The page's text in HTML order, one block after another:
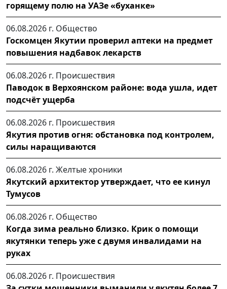
горящему полю на УАЗе «буханке»
06.08.2026 г. Общество
Госкомцен Якутии проверил аптеки на предмет
повышения надбавок лекарств
06.08.2026 г. Происшествия
Паводок в Верхоянском районе: вода ушла, идет
подсчёт ущерба
06.08.2026 г. Происшествия
Якутия против огня: обстановка под контролем,
силы наращиваются
06.08.2026 г. Желтые хроники
Якутский архитектор утверждает, что ее кинул
Тумусов
06.08.2026 г. Общество
Когда зима реально близко. Крик о помощи
якутянки теперь уже с двумя инвалидами на
руках
06.08.2026 г. Происшествия